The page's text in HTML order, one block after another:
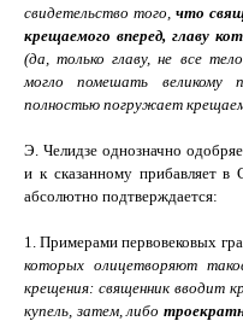
свидетельство того,что
крещаемого вперед, главу
(да, только главу, не все
могло помешать великому
полностью погружает
Э. Челидзе однозначно
и к сказанному прибавляет
абсолютно подтверждается:
1.Примерами первовековых
которых олицетворяют
крещения: священник вводит
купель, затем, либо